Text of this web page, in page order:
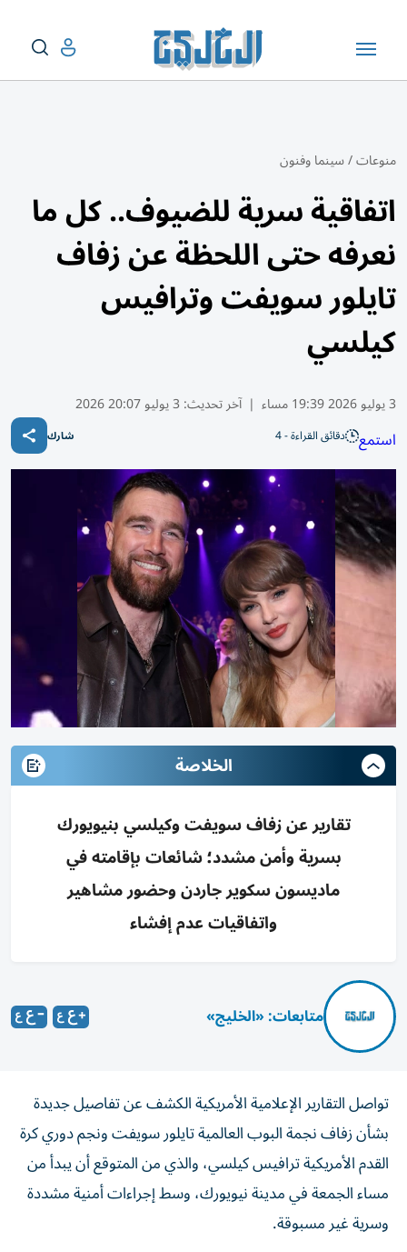
منوعات/سينما وفنون
اتفاقية سرية للضيوف.. كل ما
نعرفه حتى اللحظة عن زفاف
تايلور سويفت وترافيس
كيلسي
3 يوليو 2026 19:39 مساء | آخر تحديث: 3 يوليو 20:07 2026
استمع دقائق القراءة - 4 شارك
الخلاصة
تقارير عن زفاف سويفت وكيلسي بنيويورك
بسرية وأمن مشدد؛ شائعات بإقامته في
ماديسون سكوير جاردن وحضور مشاهير
واتفاقيات عدم إفشاء
متابعات: «الخليج»
تواصل التقارير الإعلامية الأمريكية الكشف عن تفاصيل جديدة
بشأن زفاف نجمة البوب العالمية تايلور سويفت ونجم دوري كرة
القدم الأمريكية ترافيس كيلسي، والذي من المتوقع أن يبدأ من
مساء الجمعة في مدينة نيويورك، وسط إجراءات أمنية مشددة
وسرية غير مسبوقة.